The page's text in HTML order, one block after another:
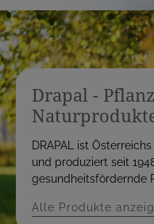
Drapal -
DRAPAL ist
und produziert seit
gesundheitsfördernde
Alle Produkte